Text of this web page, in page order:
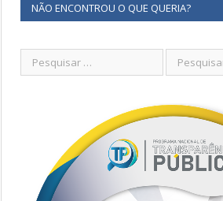
NÃO ENCONTROU O QUE QUERIA?